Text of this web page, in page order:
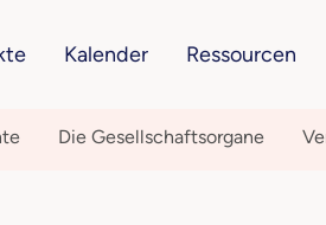
Kalender Ressourcen
Die Gesellschaftsorgane